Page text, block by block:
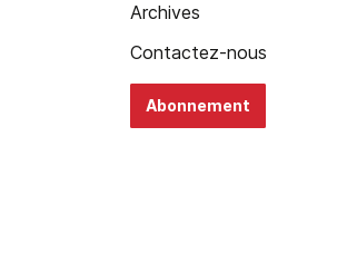
Archives
Contactez-nous
Abonnement